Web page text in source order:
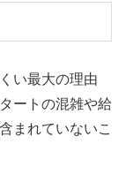
い最大の理由
ートの混雑や給
まれていないこ